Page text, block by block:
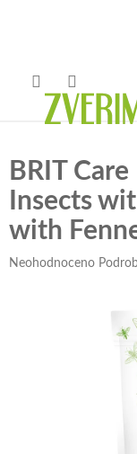
BRIT
Insects
with
Průměrné
Neohodnoceno